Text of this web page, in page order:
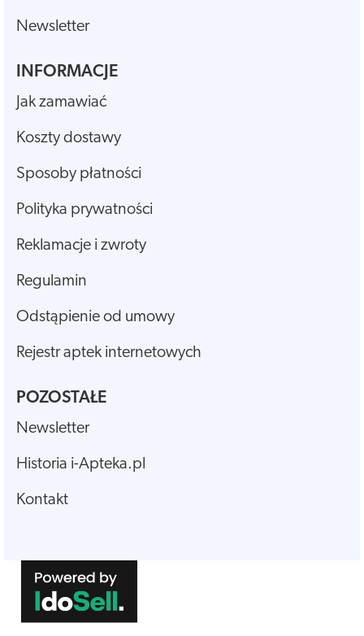
Newsletter
INFORMACJE
Jak zamawiać
Koszty dostawy
Sposoby płatności
Polityka prywatności
Reklamacje i zwroty
Regulamin
Odstąpienie od umowy
Rejestr aptek internetowych
POZOSTAŁE
Newsletter
Historia i-Apteka.pl
Kontakt